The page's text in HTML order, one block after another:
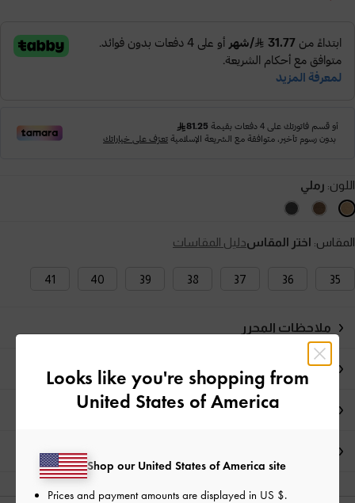
اللون: رملي
المقاس: اختر المقاسدليل المقاسات
35
36
37
38
39
40
41
ملاحظات المحرر
تفاصيل المنتج
العروض الحصرية
Looks like you're shopping from
United States of America
Shop our United States of America site
Prices and payment amounts are displayed in US $.